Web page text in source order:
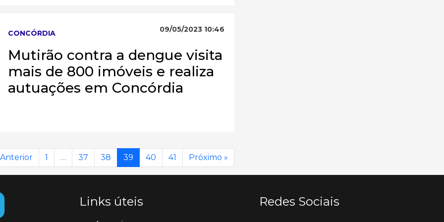
CONCÓRDIA 09/05/2023 10:46
Mutirão contra a dengue visita
mais de 800 imóveis e realiza
autuações em Concórdia
1 … 37 38 39 40 41 Próximo »
Links úteis Redes Sociais